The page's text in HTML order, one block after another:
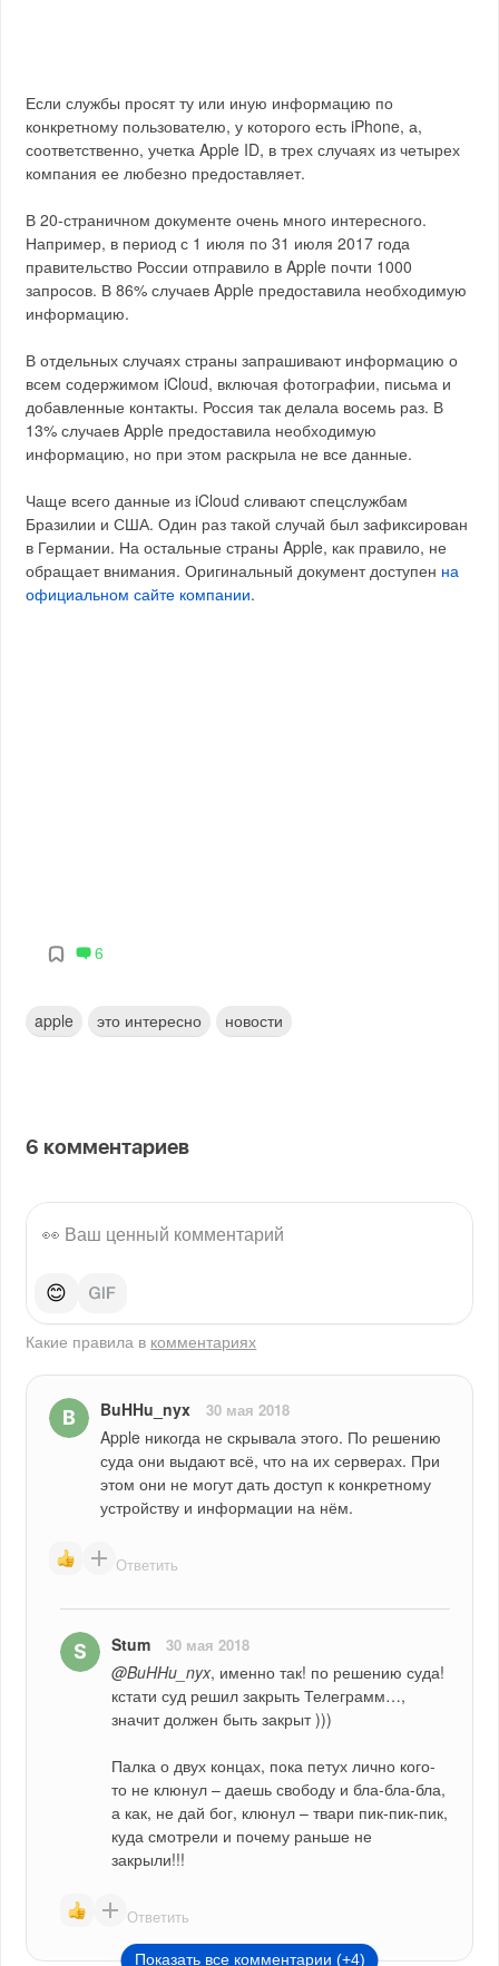
Если службы просят ту или иную информацию по
конкретному пользователю, у которого есть iPhone, а,
соответственно, учетка Apple ID, в трех случаях из четырех
компания ее любезно предоставляет.
В 20-страничном документе очень много интересного.
Например, в период с 1 июля по 31 июля 2017 года
правительство России отправило в Apple почти 1000
запросов. В 86% случаев Apple предоставила необходимую
информацию.
В отдельных случаях страны запрашивают информацию о
всем содержимом iCloud, включая фотографии, письма и
добавленные контакты. Россия так делала восемь раз. В
13% случаев Apple предоставила необходимую
информацию, но при этом раскрыла не все данные.
Чаще всего данные из iCloud сливают спецслужбам
Бразилии и США. Один раз такой случай был зафиксирован
в Германии. На остальные страны Apple, как правило, не
обращает внимания. Оригинальный документ доступен на
официальном сайте компании.
6
apple это интересно новости
6 комментариев
😊
Какие правила в комментариях
BuHHu_nyx 30 мая 2018
Apple никогда не скрывала этого. По решению
суда они выдают всё, что на их серверах. При
этом они не могут дать доступ к конкретному
устройству и информации на нём.
Ответить
Stum 30 мая 2018
@BuHHu_nyx, именно так! по решению суда!
кстати суд решил закрыть Телеграмм…,
значит должен быть закрыт )))
Палка о двух концах, пока петух лично кого-
то не клюнул – даешь свободу и бла-бла-бла,
а как, не дай бог, клюнул – твари пик-пик-пик,
куда смотрели и почему раньше не
закрыли!!!
Ответить
Показать все комментарии (+4)